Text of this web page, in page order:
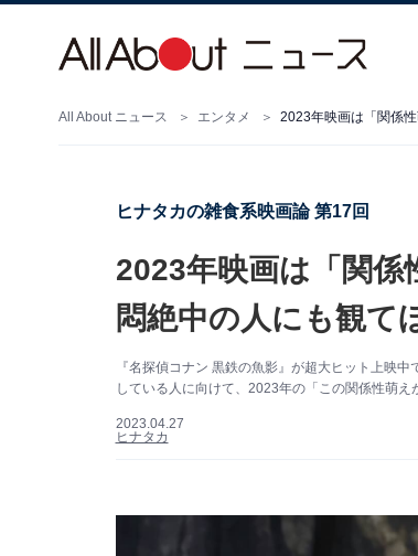
All About ニュース エンタメ 2023年映画は「関係
ヒナタカの雑食系映画論 第17回
2023年映画は「関係
悶絶中の人にも観て
『名探偵コナン 黒鉄の魚影』が超大ヒット上映
している人に向けて、2023年の「この関係性萌
2023.04.27
ヒナタカ